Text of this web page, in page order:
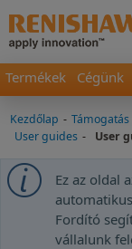
Termékek Cégünk
Kezdőlap - Támogatás
User guides - User
Ez az oldal
Fordító
vállalunk